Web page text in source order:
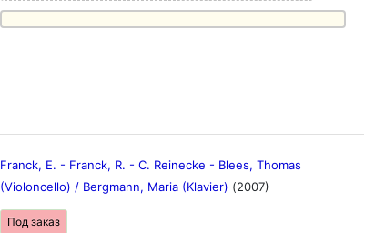
Franck, E. - Franck, R. - C. Reinecke - Blees, Thomas
(Violoncello) / Bergmann, Maria (Klavier) (2007)
Под заказ